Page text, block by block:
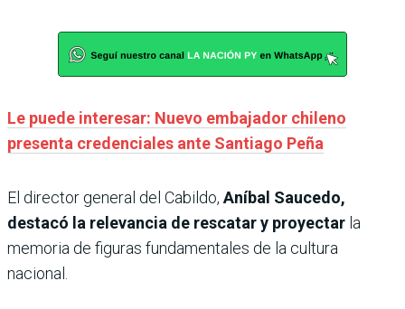
Le puede interesar: Nuevo embajador chileno
presenta credenciales ante Santiago Peña
El director general del Cabildo, Aníbal Saucedo,
destacó la relevancia de rescatar y proyectar la
memoria de figuras fundamentales de la cultura
nacional.